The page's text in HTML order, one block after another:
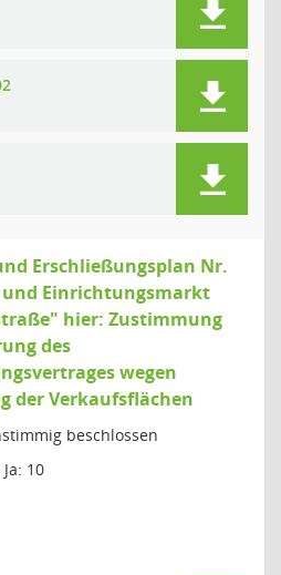
Erschließungsplan Nr.
und Einrichtungsmarkt
hier: Zustimmung
des
wegen
der Verkaufsflächen
beschlossen
Ja: 10